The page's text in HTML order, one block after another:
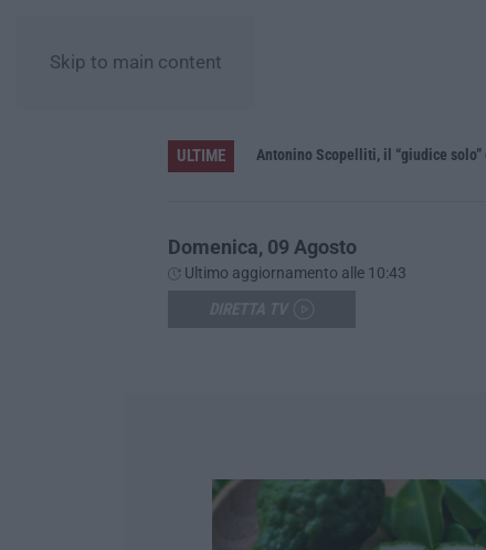
Skip to main content
ULTIME
Domenica, 09 Agosto
Ultimo aggiornamento alle 10:43